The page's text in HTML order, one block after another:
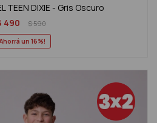
TEEN DIXIE - Gris Oscuro
490 $590
16